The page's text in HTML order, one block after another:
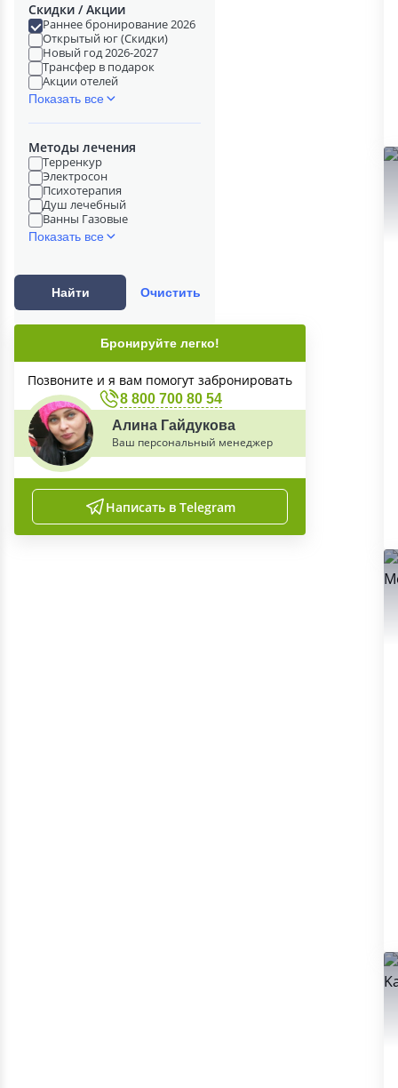
Скидки / Акции
Раннее бронирование 2026
Открытый юг (Скидки)
Новый год 2026-2027
Трансфер в подарок
Акции отелей
Показать все
Методы лечения
Терренкур
Электросон
Психотерапия
Душ лечебный
Ванны Газовые
Показать все
Найти Очистить
Бронируйте легко!
Позвоните и я вам помогут забронировать
8 800 700 80 54
Алина Гайдукова
Ваш персональный менеджер
Написать в Telegram